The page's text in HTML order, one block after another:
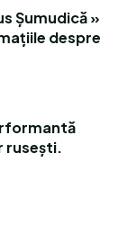
Șumudică »
despre
rusești.